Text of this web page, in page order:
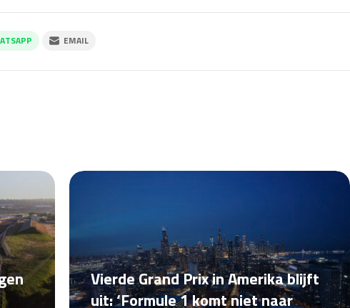
EMAIL
Vierde Grand Prix in Amerika blijft
uit: ‘Formule 1 komt niet naar